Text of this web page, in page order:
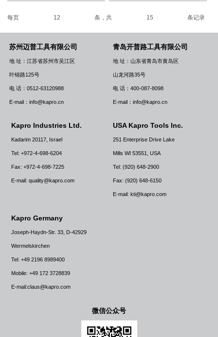
每页 12 条，共 15 条记录
苏州迈普工具有限公司
地 址：江苏省苏州市吴江区
叶锦路125号
电 话：0512-63120988
E-mail：info@kapro.cn
青岛开普路工具有限公司
地 址：山东省青岛市黄岛区
山龙河路35号
电 话：400-087-8098
E-mail：info@kapro.cn
Kapro Industries Ltd.
Kadarim 20117, Israel
Tel: +972-4-698-6204
Fax: +972-4-698-7225
E-mail: quality@kapro.com
USA Kapro Tools Inc.
251 Enterprise Drive Lake
Mills WI 53551, USA
Tel: (920) 648-2900
Fax: (920) 648-6150
E-mail: kti@kapro.com
Kapro Germany
Joseph-Haydn-Str. 33, D-42929
Wermelskirchen
Tel: +49 2196 8989400
Mobile: +49 172 3728839
E-mail:claus@kapro.com
微信公众号